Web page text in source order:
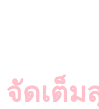
จัดเต็